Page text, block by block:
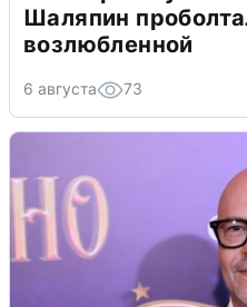
Шаляпин
возлюбленной
6 августа 73